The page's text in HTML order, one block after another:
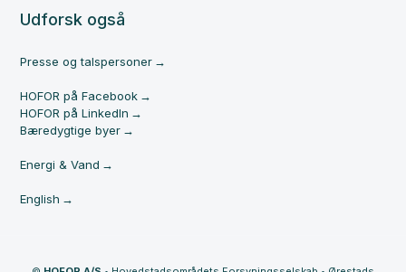
Udforsk også
Presse og talspersoner
HOFOR på Facebook
HOFOR på LinkedIn
Bæredygtige byer
Energi & Vand
English